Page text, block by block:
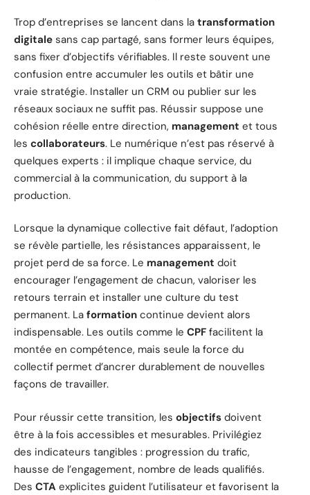
Trop d’entreprises se lancent dans la transformation
digitale sans cap partagé, sans former leurs équipes,
sans fixer d’objectifs vérifiables. Il reste souvent une
confusion entre accumuler les outils et bâtir une
vraie stratégie. Installer un CRM ou publier sur les
réseaux sociaux ne suffit pas. Réussir suppose une
cohésion réelle entre direction, management et tous
les collaborateurs. Le numérique n’est pas réservé à
quelques experts : il implique chaque service, du
commercial à la communication, du support à la
production.
Lorsque la dynamique collective fait défaut, l’adoption
se révèle partielle, les résistances apparaissent, le
projet perd de sa force. Le management doit
encourager l’engagement de chacun, valoriser les
retours terrain et installer une culture du test
permanent. La formation continue devient alors
indispensable. Les outils comme le CPF facilitent la
montée en compétence, mais seule la force du
collectif permet d’ancrer durablement de nouvelles
façons de travailler.
Pour réussir cette transition, les objectifs doivent
être à la fois accessibles et mesurables. Privilégiez
des indicateurs tangibles : progression du trafic,
hausse de l’engagement, nombre de leads qualifiés.
Des CTA explicites guident l’utilisateur et favorisent la